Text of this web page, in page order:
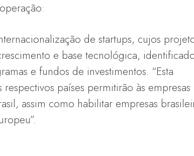
de startups, cujos
e base tecnológica,
e fundos de investimentos. “Esta
países permitirão às empresas
assim como habilitar empresas